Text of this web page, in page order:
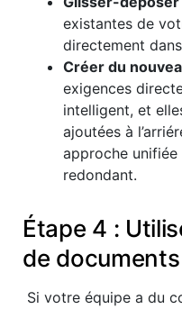
existantes de
directement
Créer du
exigences
intelligent, et
ajoutées à
approche
redondant.
Étape 4 :
de
Si votre équipe a du